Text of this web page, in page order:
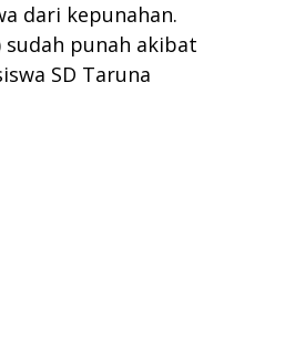
dari kepunahan.
sudah punah akibat
SD Taruna